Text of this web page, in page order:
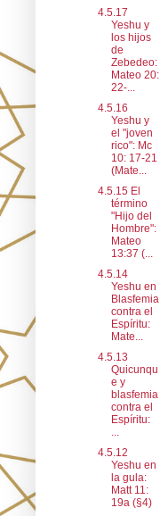
4.5.17
Yeshu y
los hijos
de
Zebedeo:
Mateo 20:
22-...
4.5.16
Yeshu y
el "joven
rico": Mc
10: 17-21
(Mate...
4.5.15 El
término
"Hijo del
Hombre":
Mateo
13:37 (...
4.5.14
Yeshu en
Blasfemia
contra el
Espíritu:
Mate...
4.5.13
Quicunqu
e y
blasfemia
contra el
Espíritu:
...
4.5.12
Yeshu en
la gula:
Matt 11:
19a (§4)